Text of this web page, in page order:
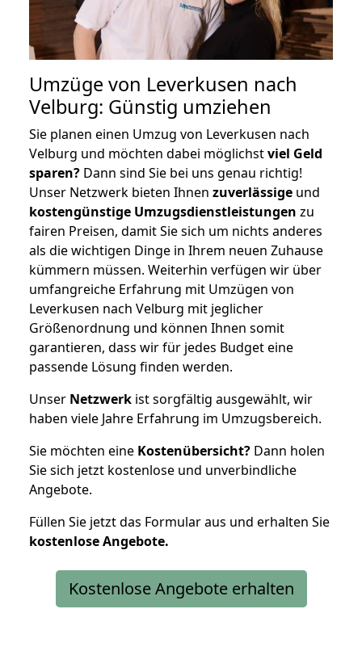
Umzüge von Leverkusen nach
Velburg: Günstig umziehen
Sie planen einen Umzug von Leverkusen nach
Velburg und möchten dabei möglichstviel Geld
sparen? Dann sind Sie bei uns genau richtig!
Unser Netzwerk bieten Ihnen zuverlässige und
kostengünstige Umzugsdienstleistungen zu
fairen Preisen, damit Sie sich um nichts anderes
als die wichtigen Dinge in Ihrem neuen Zuhause
kümmern müssen. Weiterhin verfügen wir über
umfangreiche Erfahrung mit Umzügen von
Leverkusen nach Velburg mit jeglicher
Größenordnung und können Ihnen somit
garantieren, dass wir für jedes Budget eine
passende Lösung finden werden.
Unser Netzwerk ist sorgfältig ausgewählt, wir
haben viele Jahre Erfahrung im Umzugsbereich.
Sie möchten eine Kostenübersicht? Dann holen
Sie sich jetzt kostenlose und unverbindliche
Angebote.
Füllen Sie jetzt das Formular aus und erhalten Sie
kostenloseAngebote.
Kostenlose Angebote erhalten